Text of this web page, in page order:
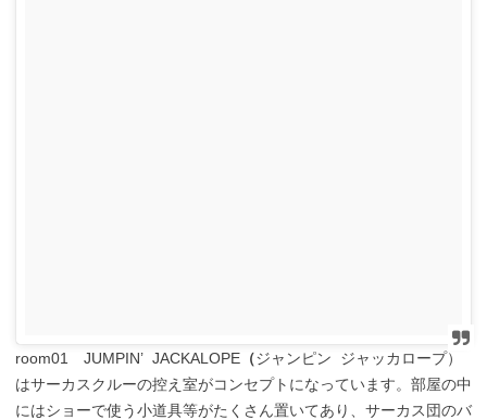
room01 JUMPIN’ JACKALOPE （ジャンピン ジャッカロープ）
はサーカスクルーの控え室がコンセプトになっています。部屋の中
にはショーで使う小道具等がたくさん置いてあり、サーカス団のバ